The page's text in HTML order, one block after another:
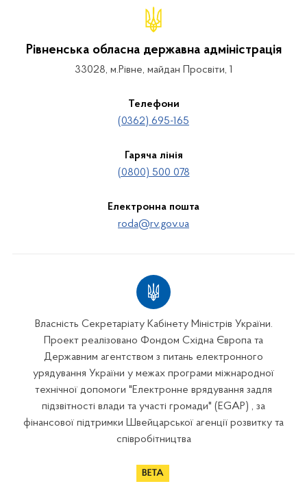
Рівненська обласна державна адміністрація
33028, м.Рівне, майдан Просвіти, 1
Телефони
(0362) 695-165
Гаряча лінія
(0800) 500 078
Електронна пошта
roda@rv.gov.ua
Власність Секретаріату Кабінету Міністрів України.
Проект реалізовано Фондом Східна Європа та
Державним агентством з питань електронного
урядування України у межах програми міжнародної
технічної допомоги "Електронне врядування задля
підзвітності влади та участі громади" (EGAP) , за
фінансової підтримки Швейцарської агенції розвитку та
співробітництва